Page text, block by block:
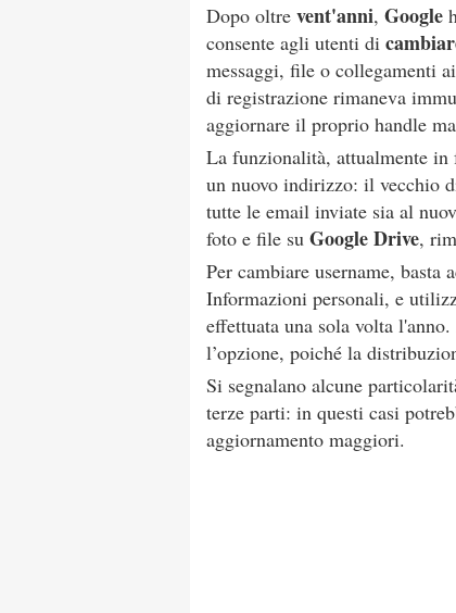
Dopo oltre vent'anni, Google
consente agli utenti di
messaggi, file o collegamenti
di registrazione rimaneva
aggiornare il proprio handle
La funzionalità, attualmente
un nuovo indirizzo: il vecchio
tutte le email inviate sia al
foto e file su Google Drive,
Per cambiare username,
Informazioni personali, e
effettuata una sola volta
l’opzione, poiché la
Si segnalano alcune
terze parti: in questi casi
aggiornamento maggiori.